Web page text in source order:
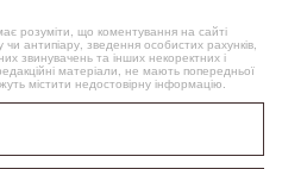
розуміти, що коментування на сайті
чи антипіару, зведення особистих рахунків,
звинувачень та інших некоректних і
матеріали, не мають попередньої
містити недостовірну інформацію.